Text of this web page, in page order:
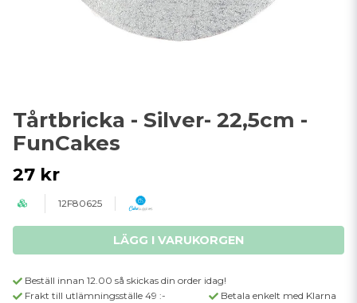
Tårtbricka - Silver- 22,5cm -
FunCakes
27 kr
12F80625
LÄGG I VARUKORGEN
Beställ innan 12.00 så skickas din order idag!
Frakt till utlämningsställe 49 :-
Betala enkelt med Klarna